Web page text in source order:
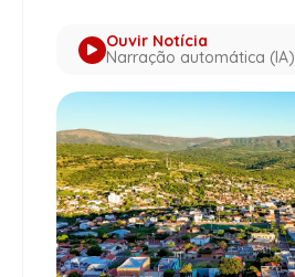
Ouvir Notícia
Narração automática (IA)